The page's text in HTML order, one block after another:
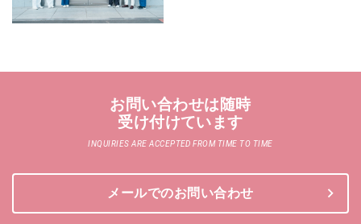
お問い合わせは随時
受け付けています
INQUIRIES ARE ACCEPTED FROM TIME TO TIME
メールでのお問い合わせ